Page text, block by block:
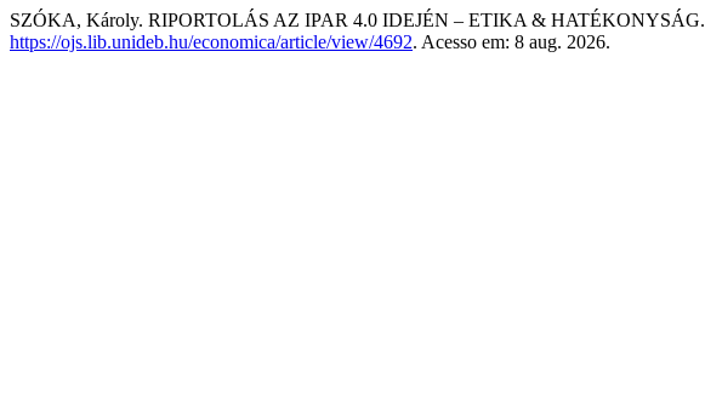
SZÓKA, Károly. RIPORTOLÁS AZ IPAR 4.0 IDEJÉN – ETIKA & HATÉKONYSÁG.
https://ojs.lib.unideb.hu/economica/article/view/4692. Acesso em: 8 aug. 2026.